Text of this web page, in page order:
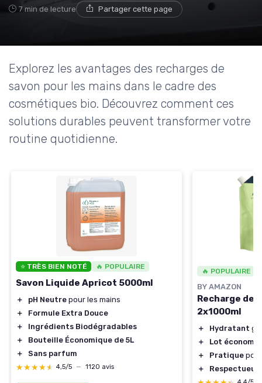
7 min de lecture Partager cette page
Explorez les avantages des recharges de
savon pour les mains dans le cadre des
cosmétiques bio. Découvrez comment ces
solutions durables peuvent transformer votre
routine quotidienne.
⭐ TRÈS BIEN NOTÉ 🔥 POPULAIRE
Savon Liquide Apricot 5000ml
＋ pH Neutre pour les mains
＋
Formule Extra Douce
＋
Ingrédients Biodégradables
＋
Bouteille Économique de 5L
＋
Sans parfum
★★★★★
★★★★★ 4,5/5 — 1120 avis
🔥 POPULAIRE
BY AMAZON
Recharge de
2x1000ml
＋ Hydratant
＋
Lot
＋
Pratique
＋
Respectueux